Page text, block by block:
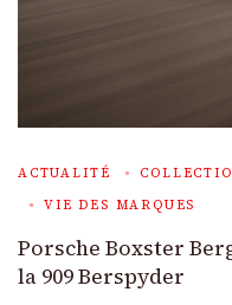
ACTUALITÉ
VIE DES MARQUES
Porsche Boxster
la 909 Berspyder